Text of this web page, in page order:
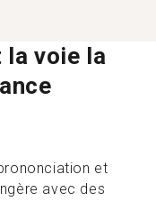
la voie la
et
avec des